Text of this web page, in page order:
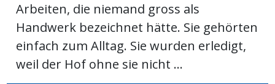
Arbeiten, die niemand gross als
Handwerk bezeichnet hätte. Sie gehörten
einfach zum Alltag. Sie wurden erledigt,
weil der Hof ohne sie nicht ...